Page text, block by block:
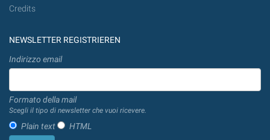
Credits
NEWSLETTER REGISTRIEREN
Indirizzo email
Formato della mail
Scegli il tipo di newsletter che vuoi ricevere.
Plain text HTML